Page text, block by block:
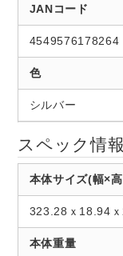
JANコード
4549576178264
色
シルバー
スペック情報
本体サイズ(幅×
323.28ｘ18.94
本体重量